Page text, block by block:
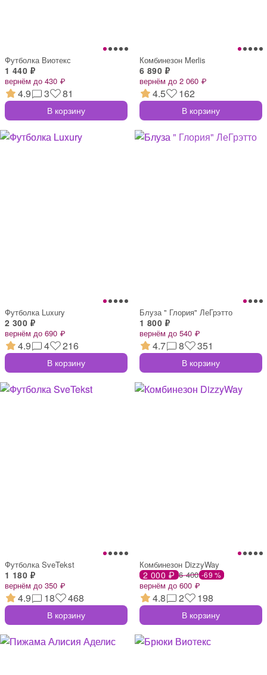
Футболка Виотекс
1 440 ₽
вернём до 430 ₽
4.9 3 81
В корзину
Комбинезон Merlis
6 890 ₽
вернём до 2 060 ₽
4.5 162
В корзину
Футболка Luxury
2 300 ₽
вернём до 690 ₽
4.9 4 216
В корзину
Блуза " Глория" ЛеГрэтто
1 800 ₽
вернём до 540 ₽
4.7 8 351
В корзину
Футболка SveTekst
1 180 ₽
вернём до 350 ₽
4.9 18 468
В корзину
Комбинезон DizzyWay
2 000 ₽ 6 400 -69 %
вернём до 600 ₽
4.8 2 198
В корзину